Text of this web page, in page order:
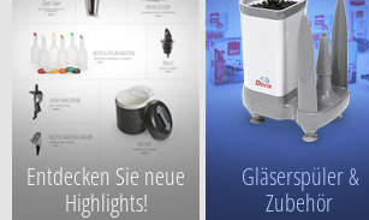
Entdecken Sie neue
Highlights!
Gläserspüler &
Zubehör